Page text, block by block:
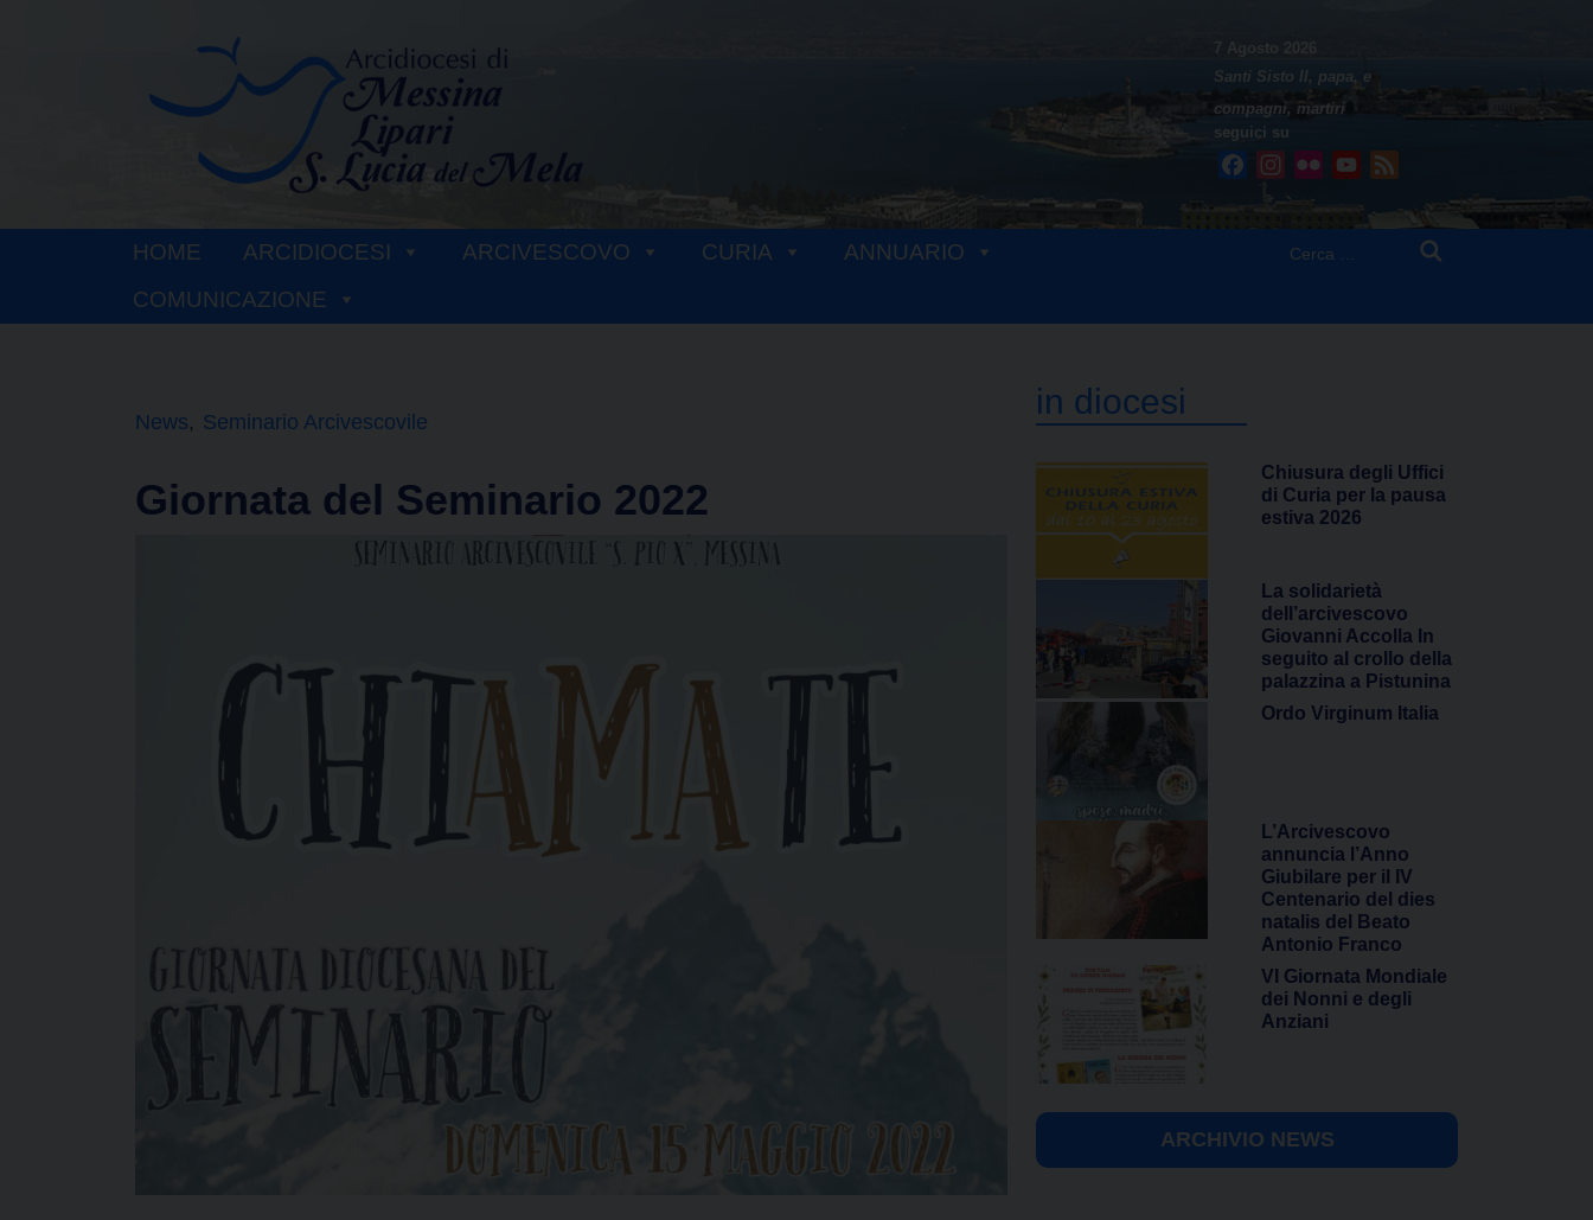
7 Agosto 2026
Santi Sisto II, papa, e
compagni, martiri
seguici su
FacebookInstagram
Flickr YouTube
HOME ARCIDIOCESI ARCIVESCOVO CURIA
ANNUARIO
COMUNICAZIONE
News Seminario Arcivescovile
Giornata del Seminario 2022
in diocesi
Chiusura degli Uffici
di Curia per la pausa
estiva 2026
La solidarietà
dell’arcivescovo
Giovanni Accolla In
seguito al crollo della
palazzina a Pistunina
Ordo Virginum Italia
L’Arcivescovo
annuncia l’Anno
Giubilare per il IV
Centenario del dies
natalis del Beato
Antonio Franco
VI Giornata Mondiale
dei Nonni e degli
Anziani
ARCHIVIO NEWS